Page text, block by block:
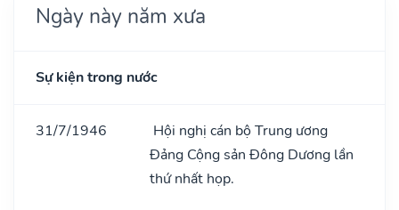
Ngày này năm xưa
Sự kiện trong nước
31/7/1946
Hội nghị cán bộ Trung ương
Đảng Cộng sản Đông Dương lần
thứ nhất họp.